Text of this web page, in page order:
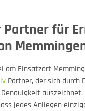
Partner für
am Einsatzort
Partner, der sich durch
jedes Anliegen